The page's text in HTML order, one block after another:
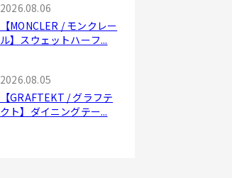
2026.08.06
【MONCLER / モンクレー
ル】スウェットハーフ...
2026.08.05
【GRAFTEKT / グラフテ
クト】ダイニングテー...